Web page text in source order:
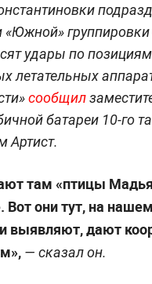
«Южной»
удары по
летательных
сообщил
батареи 10-го
Артист.
там «птицы
Вот они тут, на
выявляют, дают
— сказал он.